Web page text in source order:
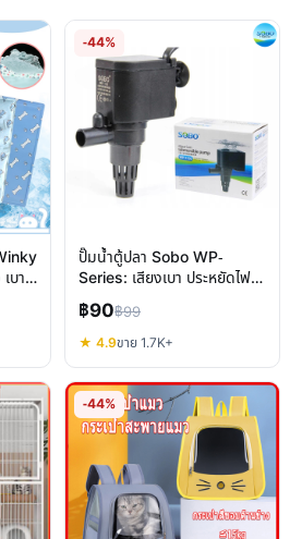
บาะ
-44%
ปั๊มน้ำตู้ปลา Sobo WP-
Series: เสียงเบา ประหยัดไฟ
เลือกยังไงให้เหมาะ
฿90฿99
★ 4.9ขาย 1.7K+
-44%